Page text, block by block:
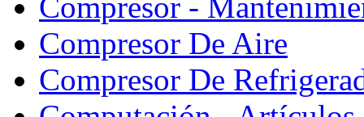
Compresor De Aire
Compresor De